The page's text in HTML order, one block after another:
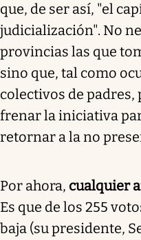
que, de ser así, "el
judicialización". No
provincias las que
sino que, tal como
colectivos de
frenar la iniciativa
retornar a la no
Por ahora, cualquier
Es que de los 255
baja (su presidente,